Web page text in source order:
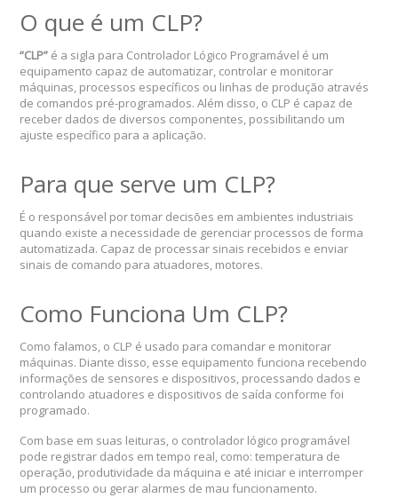
O que é um CLP?
“CLP” é a sigla para Controlador Lógico Programável é um
equipamento capaz de automatizar, controlar e monitorar
máquinas, processos específicos ou linhas de produção através
de comandos pré-programados. Além disso, o CLP é capaz de
receber dados de diversos componentes, possibilitando um
ajuste específico para a aplicação.
Para que serve um CLP?
É o responsável por tomar decisões em ambientes industriais
quando existe a necessidade de gerenciar processos de forma
automatizada. Capaz de processar sinais recebidos e enviar
sinais de comando para atuadores, motores.
Como Funciona Um CLP?
Como falamos, o CLP é usado para comandar e monitorar
máquinas. Diante disso, esse equipamento funciona recebendo
informações de sensores e dispositivos, processando dados e
controlando atuadores e dispositivos de saída conforme foi
programado.
Com base em suas leituras, o controlador lógico programável
pode registrar dados em tempo real, como: temperatura de
operação, produtividade da máquina e até iniciar e interromper
um processo ou gerar alarmes de mau funcionamento.